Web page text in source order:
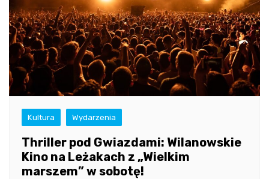
Kultura Wydarzenia
Thriller pod Gwiazdami: Wilanowskie
Kino na Leżakach z „Wielkim
marszem” w sobotę!